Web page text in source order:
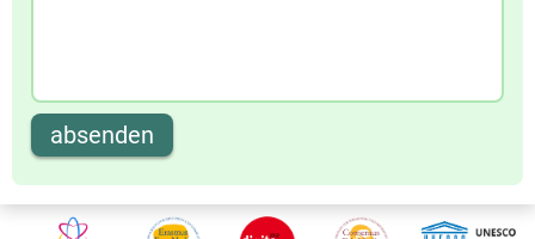
absenden